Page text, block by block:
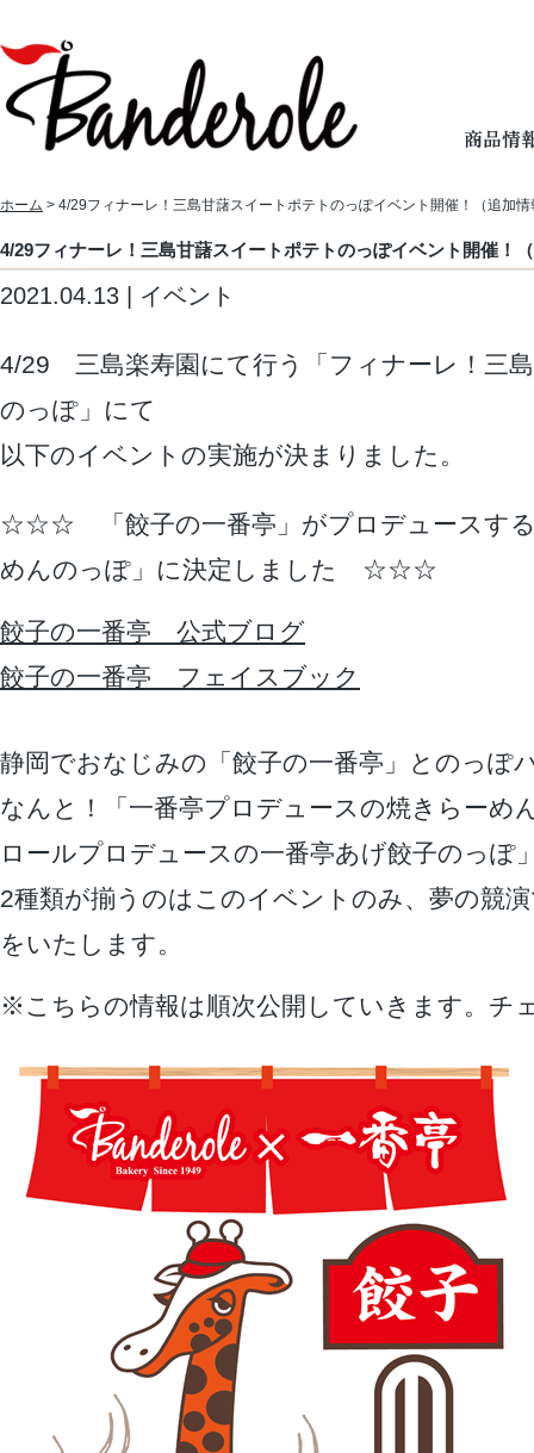
ホーム > 4/29フィナーレ！三島甘藷スイートポテトのっぽイベント開催！（追加情
4/29フィナーレ！三島甘藷スイートポテトのっぽイベント開催！
2021.04.13 | イベント
4/29 三島楽寿園にて行う「フィナーレ！三
のっぽ」にて
以下のイベントの実施が決まりました。
☆☆☆ 「餃子の一番亭」がプロデュースする
めんのっぽ」に決定しました ☆☆☆
餃子の一番亭 公式ブログ
餃子の一番亭 フェイスブック
静岡でおなじみの「餃子の一番亭」とのっぽ
なんと！「一番亭プロデュースの焼きらーめ
ロールプロデュースの一番亭あげ餃子のっぽ
2種類が揃うのはこのイベントのみ、夢の競
をいたします。
※こちらの情報は順次公開していきます。チ